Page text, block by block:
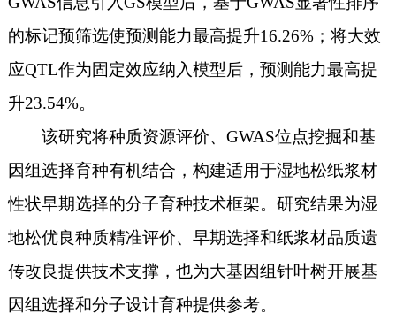
的标记预筛选使预测能力最高提升16.26%；将大效
应QTL作为固定效应纳入模型后，预测能力最高提
升23.54%。
该研究将种质资源评价、GWAS位点挖掘和基
因组选择育种有机结合，构建适用于湿地松纸浆材
性状早期选择的分子育种技术框架。研究结果为湿
地松优良种质精准评价、早期选择和纸浆材品质遗
传改良提供技术支撑，也为大基因组针叶树开展基
因组选择和分子设计育种提供参考。